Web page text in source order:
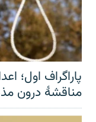
پاراگراف اول؛
مناقشهٔ درون